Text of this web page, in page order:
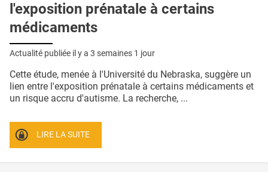
l'exposition prénatale à certains
médicaments
Actualité publiée il y a 3 semaines 1 jour
Cette étude, menée à l'Université du Nebraska, suggère un
lien entre l'exposition prénatale à certains médicaments et
un risque accru d'autisme. La recherche, ...
LIRE LA SUITE